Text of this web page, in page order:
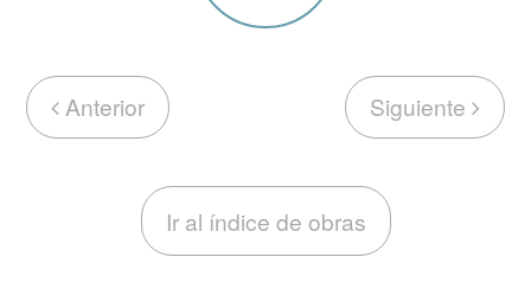
Anterior Siguiente
Ir al índice de obras